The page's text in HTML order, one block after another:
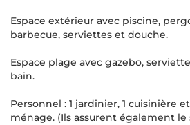
Espace extérieur avec piscine,
barbecue, serviettes et douche.
Espace plage avec gazebo,
bain.
Personnel : 1 jardinier, 1 cuisinière
ménage. (Ils assurent également le